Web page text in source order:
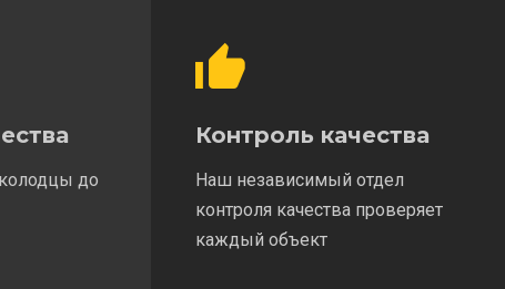
до
Контроль качества
Наш независимый отдел
контроля качества проверяет
каждый объект